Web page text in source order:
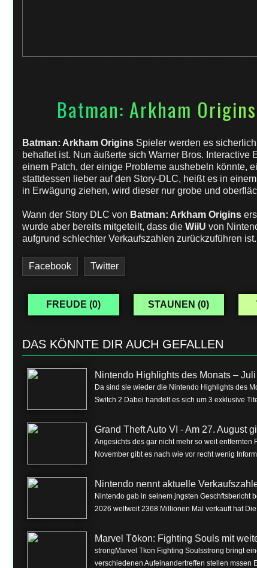
Batman: Arkham
Batman: Arkham Origins Spieler werden es
behaftet ist. Nun äußerte sich Warner Bros.
einem Patch, der einige Probleme aushebeln könnte,
stattdessen lieber auf den Story-DLC, heißt es in einem
in Erwägung ziehen, wird dieser nur grobe und
Wann der Story DLC von Batman: Arkham Origins
wurde aber bereits mitgeteilt, dass die WiiU von
aufgrund schlechter Verkaufszahlen zurückzuführen ist.
Facebook Twitter
FREUDE (0) STAUNEN (0)
DAS KÖNNTE DIR AUCH GEFALLEN
Nintendo Highlights des Monats –
Da sind sie wieder die Nintendo Highlights des
Switch 2 Dabei handelt es sich um 3 exklusive
Grand Theft Auto VI - Am 27. August
Angesichts des gar nicht mehr so weit entfernten
November gibt es nach wie vor recht wenig
Nintendo nennt aktuelle
Nintendo gab in seinem jngsten Geschftsbericht
2026 weltweit 2368 Millionen Mal verkauft hat
Marvel Tōkon: Fighting Souls mit
strongMarvel Tkon Fighting Soulsstrong bringt
verschiedenen Aufeinandertreffen stellen mssen